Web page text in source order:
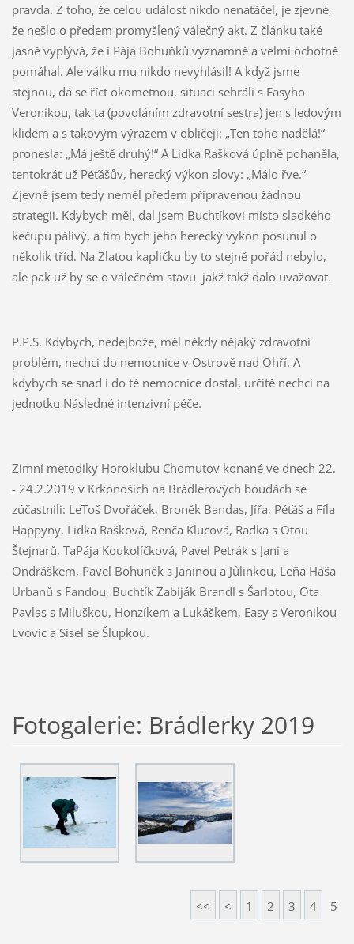
pravda. Z toho, že celou událost nikdo nenatáčel, je zjevné,
že nešlo o předem promyšlený válečný akt. Z článku také
jasně vyplývá, že i Pája Bohuňků významně a velmi ochotně
pomáhal. Ale válku mu nikdo nevyhlásil! A když jsme
stejnou, dá se říct okometnou, situaci sehráli s Easyho
Veronikou, tak ta (povoláním zdravotní sestra) jen s ledovým
klidem a s takovým výrazem v obličeji: „Ten toho nadělá!“
pronesla: „Má ještě druhý!“ A Lidka Rašková úplně pohaněla,
tentokrát už Péťášův, herecký výkon slovy: „Málo řve.“
Zjevně jsem tedy neměl předem připravenou žádnou
strategii. Kdybych měl, dal jsem Buchtíkovi místo sladkého
kečupu pálivý, a tím bych jeho herecký výkon posunul o
několik tříd. Na Zlatou kapličku by to stejně pořád nebylo,
ale pak už by se o válečném stavu jakž takž dalo uvažovat.
P.P.S. Kdybych, nedejbože, měl někdy nějaký zdravotní
problém, nechci do nemocnice v Ostrově nad Ohří. A
kdybych se snad i do té nemocnice dostal, určitě nechci na
jednotku Následné intenzivní péče.
Zimní metodiky Horoklubu Chomutov konané ve dnech 22.
- 24.2.2019 v Krkonoších na Brádlerových boudách se
zúčastnili: LeToš Dvořáček, Broněk Bandas, Jířa, Péťáš a Fíla
Happyny, Lidka Rašková, Renča Klucová, Radka s Otou
Štejnarů, TaPája Koukolíčková, Pavel Petrák s Jani a
Ondráškem, Pavel Bohuněk s Janinou a Jůlinkou, Leňa Háša
Urbanů s Fandou, Buchtík Zabiják Brandl s Šarlotou, Ota
Pavlas s Miluškou, Honzíkem a Lukáškem, Easy s Veronikou
Lvovic a Sisel se Šlupkou.
Fotogalerie: Brádlerky 2019
<< < 1 2 3 4 5